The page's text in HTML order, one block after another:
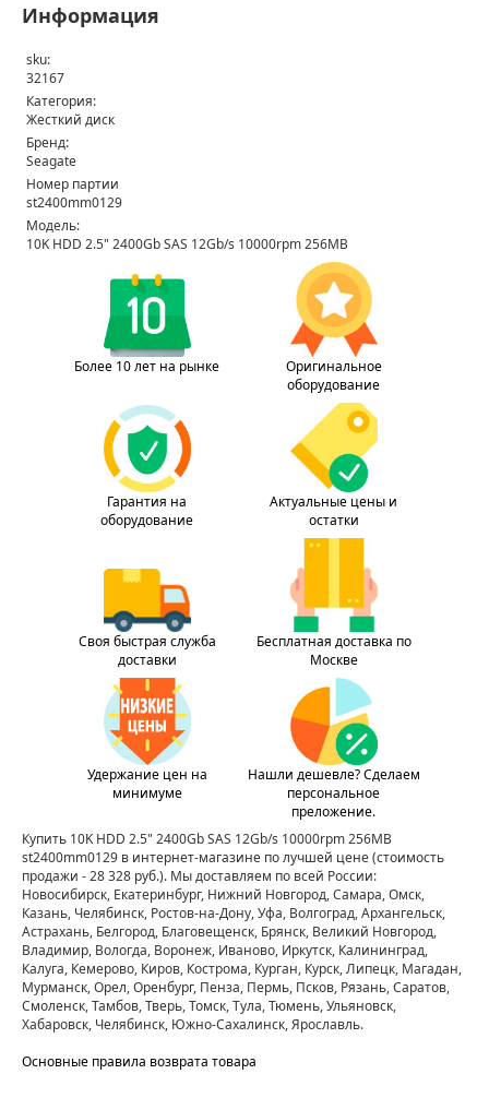
Информация
sku:
32167
Категория:
Жесткий диск
Бренд:
Seagate
Номер партии
st2400mm0129
Модель:
10K HDD 2.5" 2400Gb SAS 12Gb/s 10000rpm 256MB
Более 10 лет на рынке
Оригинальное
оборудование
Гарантия на
оборудование
Актуальные цены и
остатки
Своя быстрая служба
доставки
Бесплатная доставка по
Москве
Удержание цен на
минимуме
Нашли дешевле? Сделаем
персональное
преложение.
Купить 10K HDD 2.5" 2400Gb SAS 12Gb/s 10000rpm 256MB
st2400mm0129 в интернет-магазине по лучшей цене(стоимость
продажи - 28 328 руб.). Мы доставляем по всей России:
Новосибирск, Екатеринбург, Нижний Новгород, Самара, Омск,
Казань, Челябинск, Ростов-на-Дону, Уфа, Волгоград, Архангельск,
Астрахань, Белгород, Благовещенск, Брянск, Великий Новгород,
Владимир, Вологда, Воронеж, Иваново, Иркутск, Калининград,
Калуга, Кемерово, Киров, Кострома, Курган, Курск, Липецк, Магадан,
Мурманск, Орел, Оренбург, Пенза, Пермь, Псков, Рязань, Саратов,
Смоленск, Тамбов, Тверь, Томск, Тула, Тюмень, Ульяновск,
Хабаровск, Челябинск, Южно-Сахалинск, Ярославль.
Основные правила возврата товара